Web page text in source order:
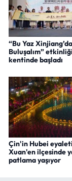
“Bu Yaz Xinjiang’da
Buluşalım”
kentinde başladı
Çin'in Hubei
Xuan'en ilçesinde
patlama yaşıyor